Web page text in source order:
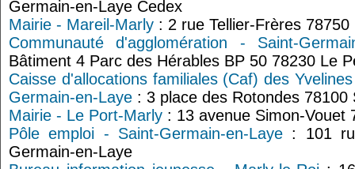
Germain-en-Laye Cedex
Mairie - Mareil-Marly : 2 rue Tellier-Frères
Communauté d'agglomération - Saint-
Bâtiment 4 Parc des Hérables BP 50 78230 Le
Caisse d'allocations familiales (Caf) des
Germain-en-Laye : 3 place des Rotondes
Mairie - Le Port-Marly : 13 avenue Simon-Vouet
Pôle emploi - Saint-Germain-en-Laye : 101
Germain-en-Laye